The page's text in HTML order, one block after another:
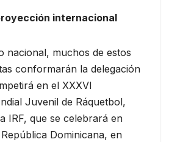
internacional
nacional, muchos de estos
conformarán la delegación
en el XXXVI
Juvenil de Ráquetbol,
IRF, que se celebrará en
Dominicana, en